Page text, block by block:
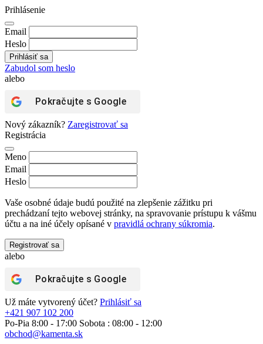
Prihlásenie
Email
Heslo
Zabudol som heslo
alebo
Pokračujte s Google
Nový zákazník? Zaregistrovať sa
Registrácia
Meno
Email
Heslo
Vaše osobné údaje budú použité na zlepšenie zážitku pri
prechádzaní tejto webovej stránky, na spravovanie prístupu k vášmu
účtu a na iné účely opísané v pravidlá ochrany súkromia.
Registrovať sa
alebo
Pokračujte s Google
Už máte vytvorený účet? Prihlásiť sa
+421 907 102 200
Po-Pia 8:00 - 17:00 Sobota : 08:00 - 12:00
obchod@kamenta.sk